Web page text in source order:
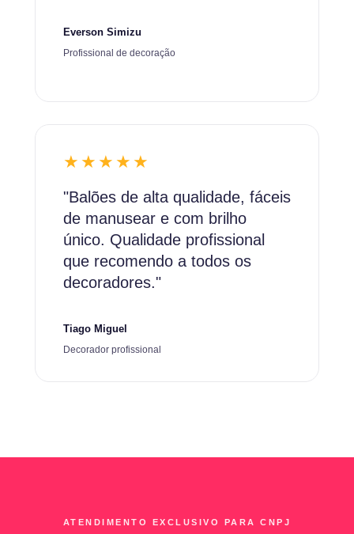
Everson Simizu
Profissional de decoração
★★★★★
"Balões de alta qualidade, fáceis
de manusear e com brilho
único. Qualidade profissional
que recomendo a todos os
decoradores."
Tiago Miguel
Decorador profissional
ATENDIMENTO EXCLUSIVO PARA CNPJ